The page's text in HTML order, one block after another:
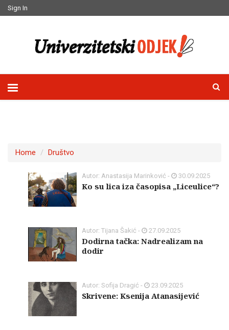
Sign In
Home Društvo
Autor: Anastasija Marinković - 30.09.2025
Ko su lica iza časopisa „Liceulice“?
Autor: Tijana Šakić - 27.09.2025
Dodirna tačka: Nadrealizam na
dodir
Autor: Sofija Dragić - 23.09.2025
Skrivene: Ksenija Atanasijević